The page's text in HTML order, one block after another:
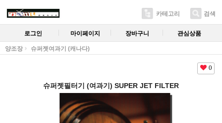
카테고리 검색
로그인 마이페이지 장바구니 관심상품
양조장 슈퍼젯여과기 (캐나다)
0
슈퍼젯필터기 (여과기) SUPER JET FILTER